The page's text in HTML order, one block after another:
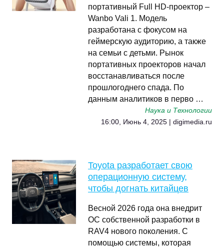
портативный Full HD-проектор –
Wanbo Vali 1. Модель
разработана с фокусом на
геймерскую аудиторию, а также
на семьи с детьми. Рынок
портативных проекторов начал
восстанавливаться после
прошлогоднего спада. По
данным аналитиков в перво …
Наука и Технологии
16:00, Июнь 4, 2025 | digimedia.ru
Toyota разработает свою
операционную систему,
чтобы догнать китайцев
Весной 2026 года она внедрит
ОС собственной разработки в
RAV4 нового поколения. С
помощью системы, которая